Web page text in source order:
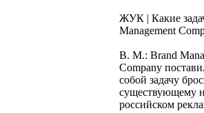
ЖУК | Какие
Management
В. М.: Brand
Company
собой задачу
существующему
российском